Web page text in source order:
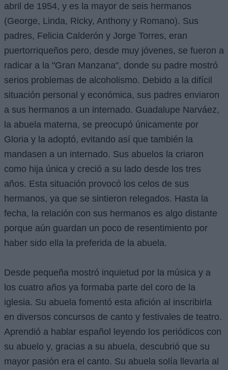
abril de 1954, y es la mayor de seis hermanos
(George, Linda, Ricky, Anthony y Romano). Sus
padres, Felicia Calderón y Jorge Torres, eran
puertorriqueños pero, desde muy jóvenes, se fueron a
radicar a la "Gran Manzana", donde su padre mostró
serios problemas de alcoholismo. Debido a la difícil
situación personal y económica, sus padres enviaron
a sus hermanos a un internado. Guadalupe Narváez,
la abuela materna, se preocupó únicamente por
Gloria y la adoptó, evitando así que también la
mandasen a un internado. Sus abuelos la criaron
como hija única y creció a su lado desde los tres
años. Esta situación provocó los celos de sus
hermanos, ya que se sintieron relegados. Hasta la
fecha, la relación con sus hermanos es algo distante
porque aún guardan un poco de resentimiento por
haber sido ella la preferida de la abuela.
Desde pequeña mostró inquietud por la música y a
los cuatro años ya formaba parte del coro de la
iglesia. Su abuela fomentó esta afición al inscribirla
en diversos concursos de canto y festivales de teatro.
Aprendió a hablar español leyendo los periódicos con
su abuelo y, gracias a su abuela, descubrió que su
mayor pasión era el canto. Su abuela solía llevarla al